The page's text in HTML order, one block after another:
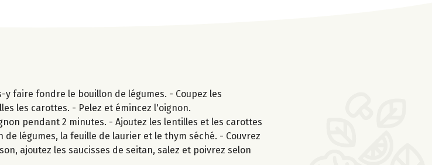
faire fondre le bouillon de légumes. - Coupez les
les carottes. - Pelez et émincez l'oignon.
pendant 2 minutes. - Ajoutez les lentilles et les carottes
légumes, la feuille de laurier et le thym séché. - Couvrez
ajoutez les saucisses de seitan, salez et poivrez selon